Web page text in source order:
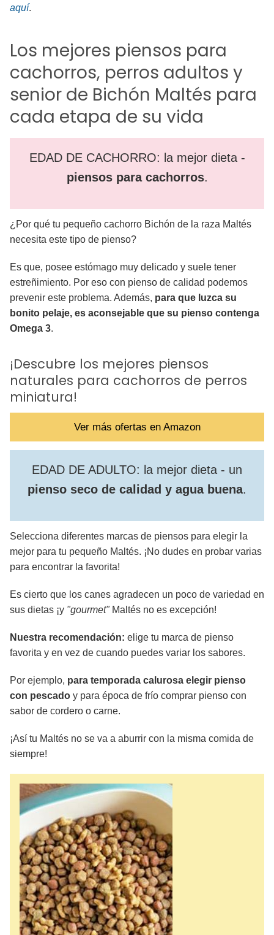
aquí.
Los mejores piensos para
cachorros, perros adultos y
senior de Bichón Maltés para
cada etapa de su vida
EDAD DE CACHORRO: la mejor dieta -
piensos para cachorros.
¿Por qué tu pequeño cachorro Bichón de la raza Maltés
necesita este tipo de pienso?
Es que, posee estómago muy delicado y suele tener
estreñimiento. Por eso con pienso de calidad podemos
prevenir este problema. Además, para que luzca su
bonito pelaje, es aconsejable que su pienso contenga
Omega 3.
¡Descubre los mejores piensos
naturales para cachorros de perros
miniatura!
Ver más ofertas en Amazon
EDAD DE ADULTO: la mejor dieta - un
pienso seco de calidad y agua buena.
Selecciona diferentes marcas de piensos para elegir la
mejor para tu pequeño Maltés. ¡No dudes en probar varias
para encontrar la favorita!
Es cierto que los canes agradecen un poco de variedad en
sus dietas ¡y "gourmet" Maltés no es excepción!
Nuestra recomendación: elige tu marca de pienso
favorita y en vez de cuando puedes variar los sabores.
Por ejemplo, para temporada calurosa elegir pienso
con pescado y para época de frío comprar pienso con
sabor de cordero o carne.
¡Así tu Maltés no se va a aburrir con la misma comida de
siempre!